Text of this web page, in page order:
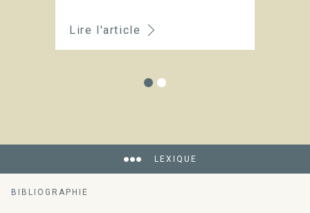
Lire l'article
LEXIQUE
BIBLIOGRAPHIE